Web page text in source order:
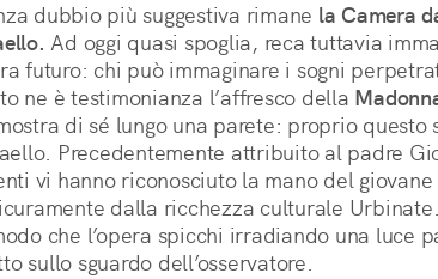
dubbio più suggestiva rimane la Camera
Ad oggi quasi spoglia, reca tuttavia
futuro: chi può immaginare i sogni
ne è testimonianza l’affresco della
di sé lungo una parete: proprio questo
Precedentemente attribuito al padre
vi hanno riconosciuto la mano del
dalla ricchezza culturale
che l’opera spicchi irradiando una luce
sullo sguardo dell’osservatore.